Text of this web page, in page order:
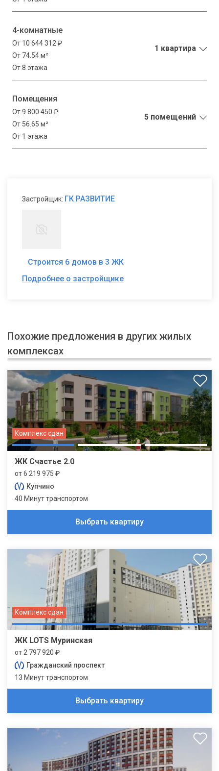
4-комнатные
От 10 644 312 ₽
От 74.54 м²
От 8 этажа
1 квартира
Помещения
От 9 800 450 ₽
От 56.65 м²
От 1 этажа
5 помещений
Застройщик: ГК РАЗВИТИЕ
Строится 6 домов в 3 ЖК
Подробнее о застройщике
Похожие предложения в других жилых
комплексах
Комплекс сдан
ЖК Счастье 2.0
от 6 219 975 ₽
Купчино
40 Минут транспортом
Выбрать квартиру
Комплекс сдан
ЖК LOTS Муринская
от 2 797 920 ₽
Гражданский проспект
13 Минут транспортом
Выбрать квартиру